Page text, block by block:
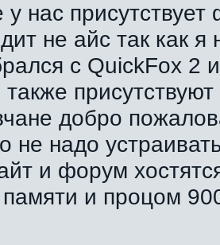
у нас
не айс так как я
с QuickFox 2
также присутствуют
добро
не надо
и форум
памяти и процом